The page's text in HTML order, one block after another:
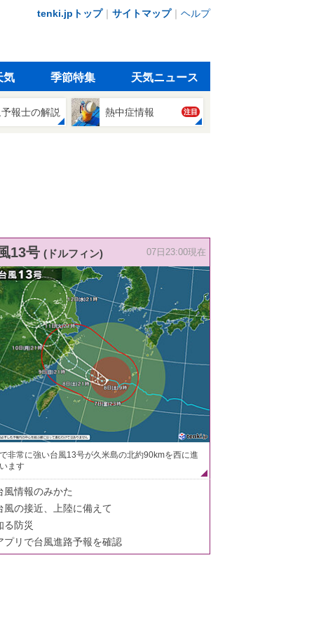
tenki.jpトップ｜ サイトマップ｜ ヘルプ
気 季節特集 天気ニュース
報士の解説 熱中症情報 注目
13号 (ドルフィン) 07日23:00現在
非常に強い台風13号が久米島の北約90kmを西に進
ます
風情報のみかた
風の接近、上陸に備えて
る防災
プリで台風進路予報を確認